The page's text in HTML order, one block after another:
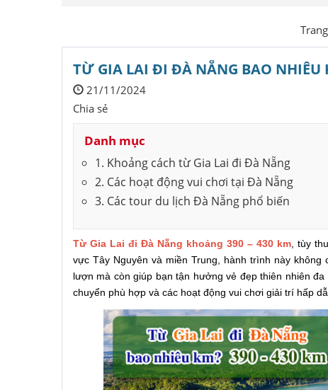
TỪ GIA LAI ĐI ĐÀ NẴNG BAO NHIÊU
21/11/2024
Chia sẻ
Danh mục
1. Khoảng cách từ Gia Lai đi Đà Nẵng
2. Các hoạt động vui chơi tại Đà Nẵng
3. Các tour du lịch Đà Nẵng phổ biến
Từ Gia Lai đi Đà Nẵng khoảng 390 – 430 km, tùy
vực Tây Nguyên và miền Trung, hành trình này
lượn mà còn giúp bạn tận hưởng vẻ đẹp thiên nhiên
chuyển phù hợp và các hoạt động vui chơi giải trí hấp